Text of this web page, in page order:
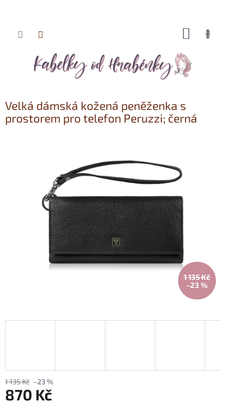
Přejít
Velká dámská kožená peněženka s
prostorem pro telefon Peruzzi; černá
1 135 Kč
–23 %
1 135 Kč –23 %
870 Kč